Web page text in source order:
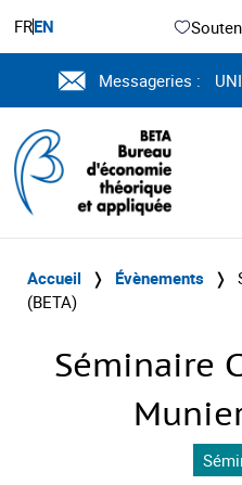
FREN
Messageries :
Accueil ❭ Évènements ❭
(BETA)
Séminaire